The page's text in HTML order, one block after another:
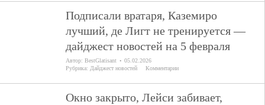
Подписали вратаря, Каземиро
лучший, де Лигт не тренируется —
дайджест новостей на 5 февраля
Автор:BestGlatisant
05.02.2026
Рубрика:Дайджест новостей Комментарии
Окно закрыто, Лейси забивает,